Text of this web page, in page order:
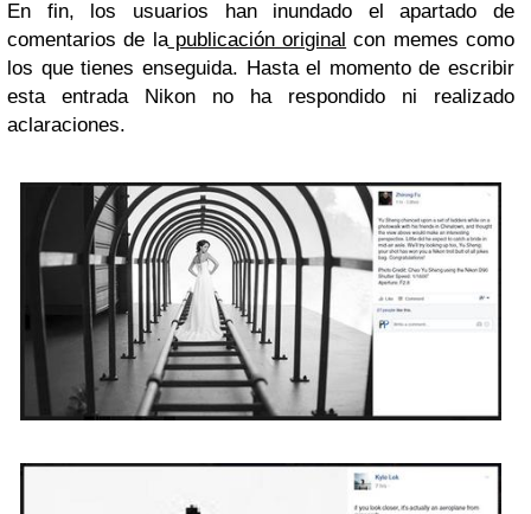
En fin, los usuarios han inundado el apartado de
comentarios de lapublicación original con memes como
los que tienes enseguida. Hasta el momento de escribir
esta entrada Nikon no ha respondido ni realizado
aclaraciones.